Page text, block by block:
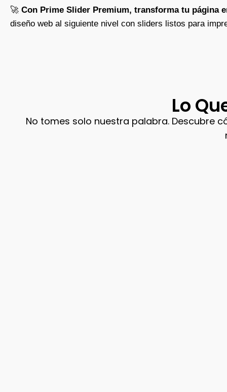
🚀 Con Prime Slider Premium, transforma tu página
diseño web al siguiente nivel con sliders listos para
Lo
No tomes solo nuestra palabra. Descubre